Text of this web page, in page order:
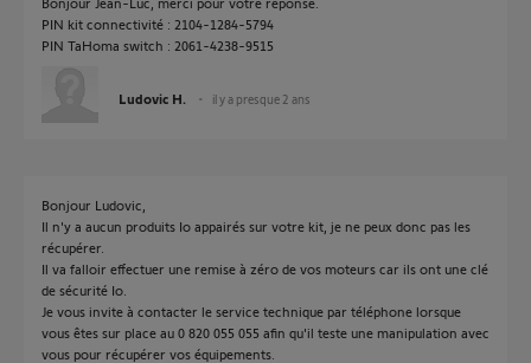
PIN kit connectivité : 2104-1284-5794
PIN TaHoma switch : 2061-4238-9515
Ludovic H. il y a presque 2 ans
Bonjour Ludovic,
Il n'y a aucun produits Io appairés sur votre kit, je ne peux donc pas les
récupérer.
Il va falloir effectuer une remise à zéro de vos moteurs car ils ont une clé
de sécurité Io.
Je vous invite à contacter le service technique par téléphone lorsque
vous êtes sur place au 0 820 055 055 afin qu'il teste une manipulation avec
vous pour récupérer vos équipements.